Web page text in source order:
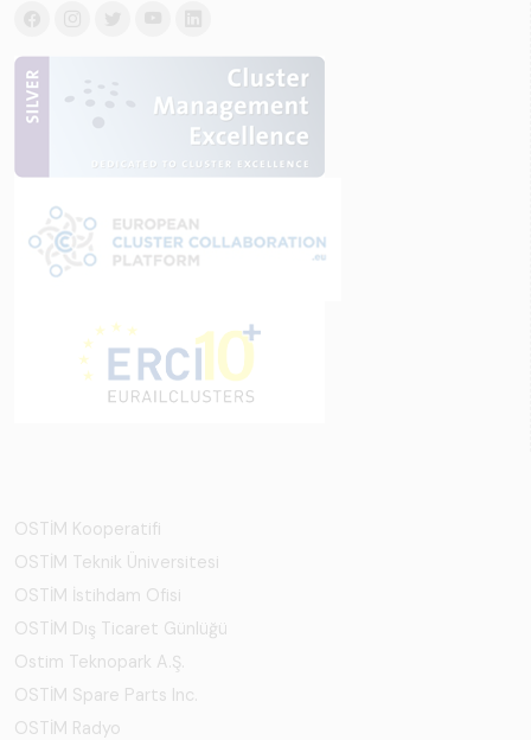
OSTİM Kooperatifi
OSTİM Teknik Üniversitesi
OSTİM İstihdam Ofisi
OSTİM Dış Ticaret Günlüğü
Ostim Teknopark A.Ş.
OSTİM Spare Parts Inc.
OSTİM Radyo